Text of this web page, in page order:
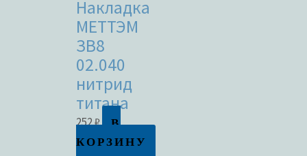
Накладка
МЕТТЭМ
ЗВ8
02.040
нитрид
титана
252₽
В
КОРЗИНУ